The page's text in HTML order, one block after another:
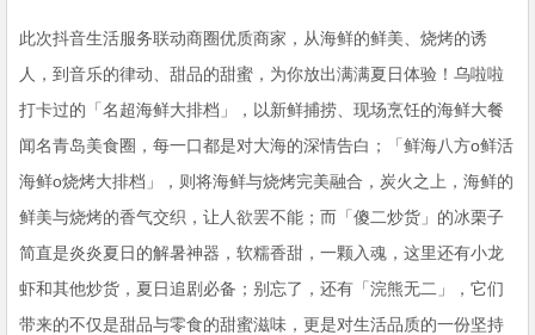
此次抖音生活服务联动商圈优质商家，从海鲜的鲜美、烧烤的诱
人，到音乐的律动、甜品的甜蜜，为你放出满满夏日体验！乌啦啦
打卡过的「名超海鲜大排档」，以新鲜捕捞、现场烹饪的海鲜大餐
闻名青岛美食圈，每一口都是对大海的深情告白；「鲜海八方o鲜活
海鲜o烧烤大排档」，则将海鲜与烧烤完美融合，炭火之上，海鲜的
鲜美与烧烤的香气交织，让人欲罢不能；而「傻二炒货」的冰栗子
简直是炎炎夏日的解暑神器，软糯香甜，一颗入魂，这里还有小龙
虾和其他炒货，夏日追剧必备；别忘了，还有「浣熊无二」，它们
带来的不仅是甜品与零食的甜蜜滋味，更是对生活品质的一份坚持